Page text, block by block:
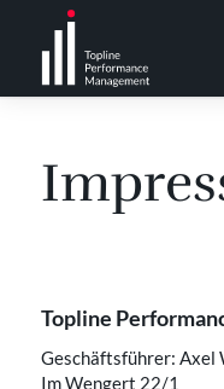
Topline
Geschäftsführer: Axel
Im Wengert 22/1